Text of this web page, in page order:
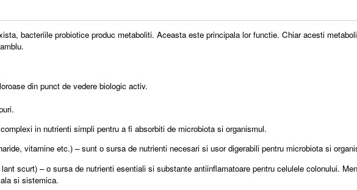
bacteriile probiotice produc metaboliti. Aceasta este principala lor functie. Chiar acesti
din punct de vedere biologic activ.
in nutrienti simpli pentru a fi absorbiti de microbiota si organismul.
vitamine etc.) – sunt o sursa de nutrienti necesari si usor digerabili pentru microbiota si
scurt) – o sursa de nutrienti esentiali si substante antiinflamatoare pentru celulele colonului.
si sistemica.